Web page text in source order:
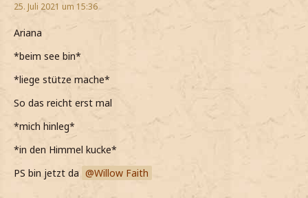
25. Juli 2021 um 15:36
Ariana
*beim see bin*
*liege stütze mache*
So das reicht erst mal
*mich hinleg*
*in den Himmel kucke*
PS bin jetzt da
Willow Faith